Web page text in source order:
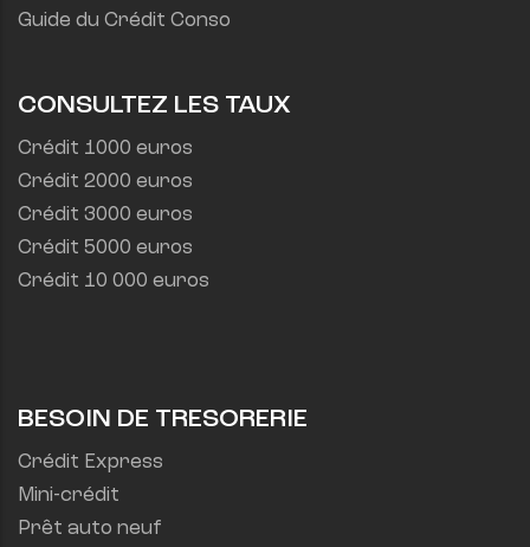
Guide du Crédit Conso
CONSULTEZ LES TAUX
Crédit 1000 euros
Crédit 2000 euros
Crédit 3000 euros
Crédit 5000 euros
Crédit 10 000 euros
BESOIN DE TRESORERIE
Crédit Express
Mini-crédit
Prêt auto neuf